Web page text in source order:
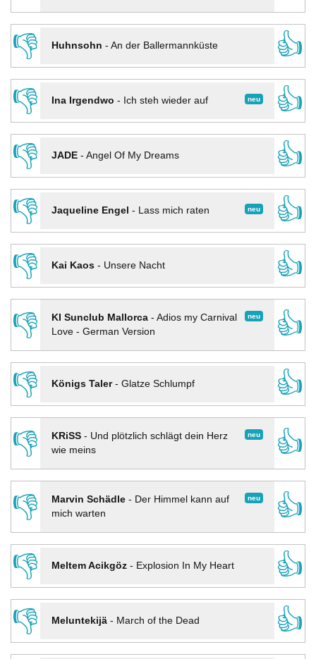
👎
Huhnsohn - An der Ballermannküste
👍
👎
neu
Ina Irgendwo - Ich steh wieder auf
👍
👎
JADE- Angel Of My Dreams
👍
👎
neu
Jaqueline Engel - Lass mich raten
👍
👎
Kai Kaos- Unsere Nacht
👍
👎
neu
KI Sunclub Mallorca- Adios my Carnival
Love - German Version
👍
👎
Königs Taler- Glatze Schlumpf
👍
👎
neu
KRiSS- Und plötzlich schlägt dein Herz
wie meins
👍
👎 neu
Marvin Schädle- Der Himmel kann auf
mich warten
👍
👎
Meltem Acikgöz- Explosion In My Heart
👍
👎
Meluntekijä- March of the Dead
👍